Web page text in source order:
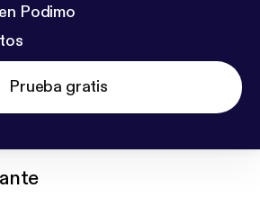
Podimo
Prueba gratis